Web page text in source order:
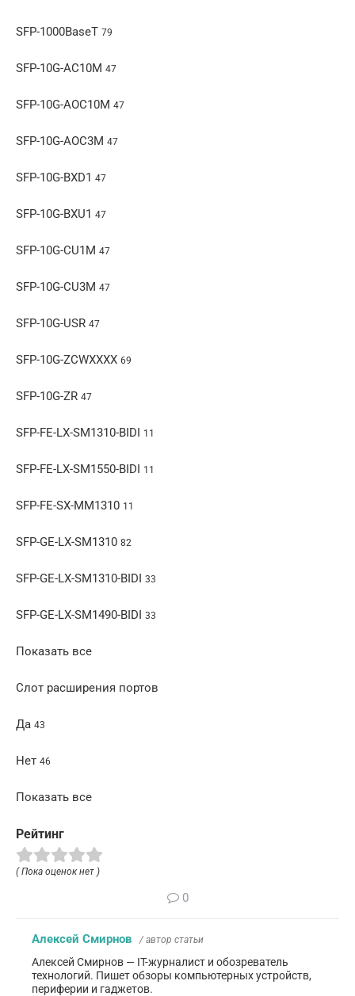
SFP-1000BaseT 79
SFP-10G-AC10M 47
SFP-10G-AOC10M 47
SFP-10G-AOC3M 47
SFP-10G-BXD1 47
SFP-10G-BXU1 47
SFP-10G-CU1M 47
SFP-10G-CU3M 47
SFP-10G-USR 47
SFP-10G-ZCWXXXX 69
SFP-10G-ZR 47
SFP-FE-LX-SM1310-BIDI 11
SFP-FE-LX-SM1550-BIDI 11
SFP-FE-SX-MM1310 11
SFP-GE-LX-SM1310 82
SFP-GE-LX-SM1310-BIDI 33
SFP-GE-LX-SM1490-BIDI 33
Показать все
Слот расширения портов
Да 43
Нет 46
Показать все
Рейтинг
( Пока оценок нет )
0
Алексей Смирнов / автор статьи
Алексей Смирнов — IT-журналист и обозреватель
технологий. Пишет обзоры компьютерных устройств,
периферии и гаджетов.